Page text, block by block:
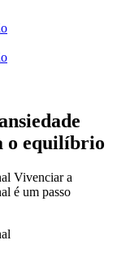
o equilíbrio
Vivenciar a
é um passo